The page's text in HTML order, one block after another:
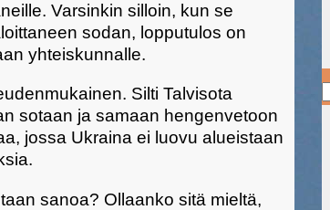
Varsinkin silloin, kun se
sodan, lopputulos on
yhteiskunnalle.
Silti Talvisota
sotaan ja samaan hengenvetoon
jossa Ukraina ei luovu alueistaan
sanoa? Ollaanko sitä mieltä,